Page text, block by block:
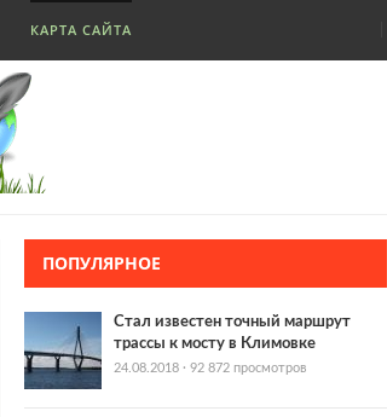
КАРТА САЙТА
ПОПУЛЯРНОЕ
Стал известен точный маршрут
трассы к мосту в Климовке
24.08.2018 · 92 872 просмотров